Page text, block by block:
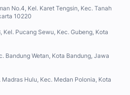
No.4, Kel. Karet Tengsin, Kec. Tanah
10220
Pucang Sewu, Kec. Gubeng, Kota
Bandung Wetan, Kota Bandung, Jawa
Hulu, Kec. Medan Polonia, Kota